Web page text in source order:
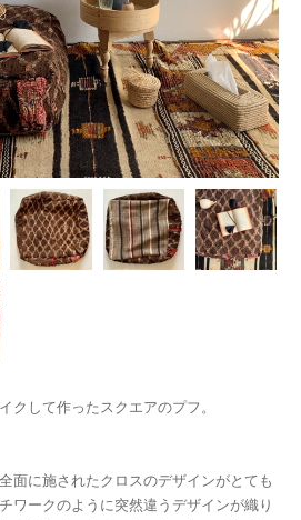
クして作ったスクエアのプフ。
面に施されたクロスのデザインがとても
ワークのように突然違うデザインが織り